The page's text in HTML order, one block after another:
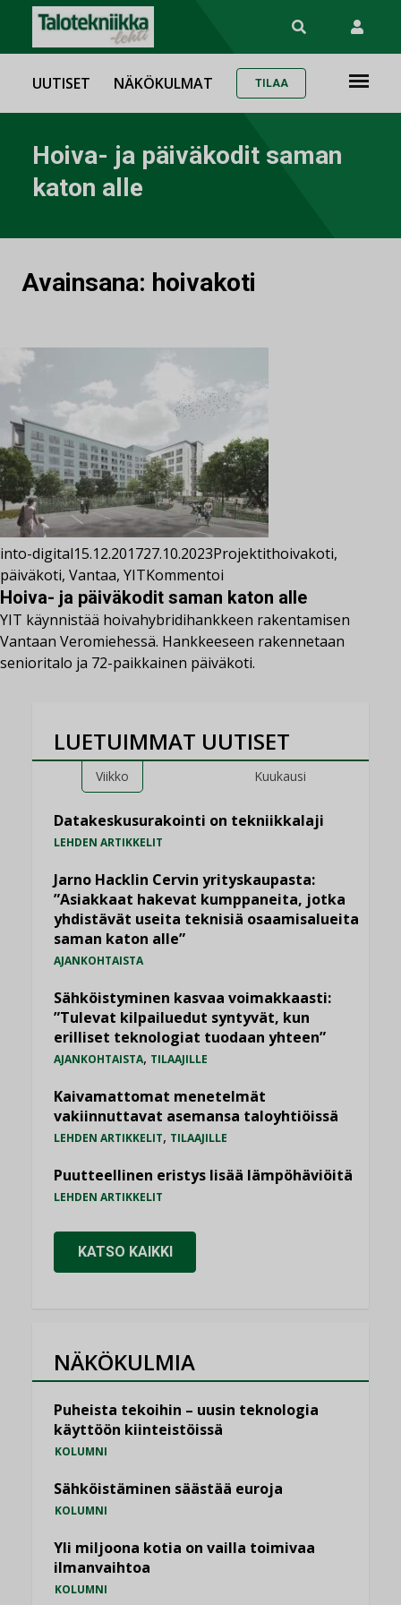
UUTISET NÄKÖKULMAT TILAA
Hoiva- ja päiväkodit saman
katon alle
Avainsana: hoivakoti
into-digital15.12.201727.10.2023Projektithoivakoti,
päiväkoti, Vantaa, YITKommentoi
Hoiva- ja päiväkodit saman katon alle
YIT käynnistää hoivahybridihankkeen rakentamisen
Vantaan Veromiehessä. Hankkeeseen rakennetaan
senioritalo ja 72-paikkainen päiväkoti.
LUETUIMMAT UUTISET
Viikko Kuukausi
Datakeskusurakointi on tekniikkalaji
LEHDEN ARTIKKELIT
Jarno Hacklin Cervin yrityskaupasta:
”Asiakkaat hakevat kumppaneita, jotka
yhdistävät useita teknisiä osaamisalueita
saman katon alle”
AJANKOHTAISTA
Sähköistyminen kasvaa voimakkaasti:
”Tulevat kilpailuedut syntyvät, kun
erilliset teknologiat tuodaan yhteen”
AJANKOHTAISTA, TILAAJILLE
Kaivamattomat menetelmät
vakiinnuttavat asemansa taloyhtiöissä
LEHDEN ARTIKKELIT, TILAAJILLE
Puutteellinen eristys lisää lämpöhäviöitä
LEHDEN ARTIKKELIT
KATSO KAIKKI
NÄKÖKULMIA
Puheista tekoihin – uusin teknologia
käyttöön kiinteistöissä
KOLUMNI
Sähköistäminen säästää euroja
KOLUMNI
Yli miljoona kotia on vailla toimivaa
ilmanvaihtoa
KOLUMNI